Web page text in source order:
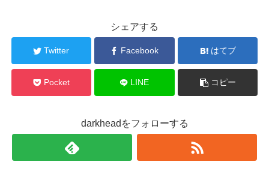
シェアする
Twitter Facebook はてブ
Pocket LINE コピー
darkheadをフォローする